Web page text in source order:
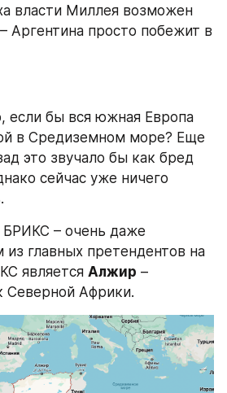
власти Миллея возможен
Аргентина просто побежит в
если бы вся южная Европа
в Средиземном море? Еще
это звучало бы как бред
сейчас уже ничего
БРИКС – очень даже
из главных претендентов на
является Алжир –
Северной Африки.